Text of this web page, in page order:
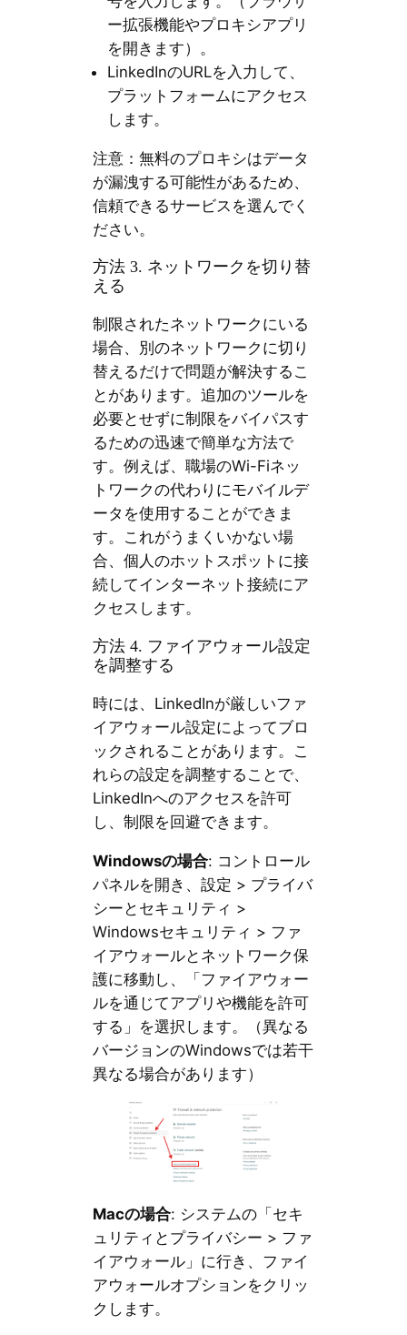
ー拡張機能やプロキシアプリ
を開きます）。
LinkedInのURLを入力して、
プラットフォームにアクセス
します。
注意：無料のプロキシはデータ
が漏洩する可能性があるため、
信頼できるサービスを選んでく
ださい。
方法 3. ネットワークを切り替
える
制限されたネットワークにいる
場合、別のネットワークに切り
替えるだけで問題が解決するこ
とがあります。追加のツールを
必要とせずに制限をバイパスす
るための迅速で簡単な方法で
す。例えば、職場のWi-Fiネッ
トワークの代わりにモバイルデ
ータを使用することができま
す。これがうまくいかない場
合、個人のホットスポットに接
続してインターネット接続にア
クセスします。
方法 4. ファイアウォール設定
を調整する
時には、LinkedInが厳しいファ
イアウォール設定によってブロ
ックされることがあります。こ
れらの設定を調整することで、
LinkedInへのアクセスを許可
し、制限を回避できます。
Windowsの場合: コントロール
パネルを開き、設定 > プライバ
シーとセキュリティ >
Windowsセキュリティ > ファ
イアウォールとネットワーク保
護に移動し、「ファイアウォー
ルを通じてアプリや機能を許可
する」を選択します。（異なる
バージョンのWindowsでは若干
異なる場合があります）
Macの場合: システムの「セキ
ュリティとプライバシー > ファ
イアウォール」に行き、ファイ
アウォールオプションをクリッ
クします。